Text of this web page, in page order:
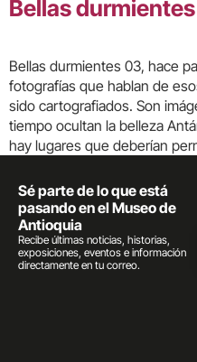
Bellas
Bellas durmientes 03, hace
fotografías que hablan de
sido cartografiados. Son
tiempo ocultan la belleza
hay lugares que deberían
Sé parte de lo que está
pasando en el Museo de
Antioquia
Recibe últimas noticias, historias,
exposiciones, eventos e información
directamente en tu correo.